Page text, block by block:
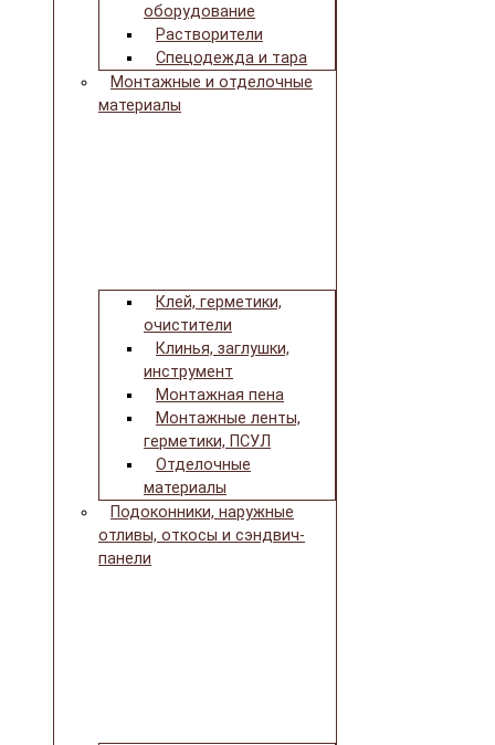
оборудование
Растворители
Спецодежда и тара
Монтажные и отделочные
материалы
Клей, герметики,
очистители
Клинья, заглушки,
инструмент
Монтажная пена
Монтажные ленты,
герметики, ПСУЛ
Отделочные
материалы
Подоконники, наружные
отливы, откосы и сэндвич-
панели